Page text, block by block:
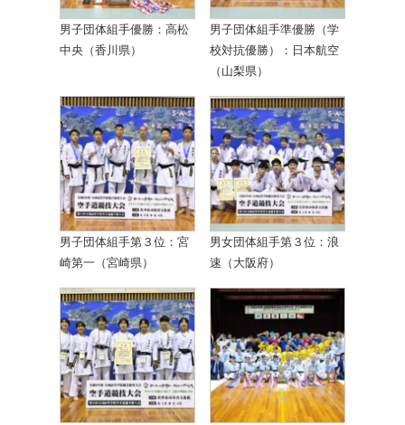
男子団体組手優勝：高松
中央（香川県）
男子団体組手準優勝（学
校対抗優勝）：日本航空
（山梨県）
男子団体組手第３位：宮
崎第一（宮崎県）
男女団体組手第３位：浪
速（大阪府）